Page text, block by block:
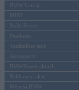
BMW Latvijā
MINI
Rolls-Royce
Pasākumi
Vadāmības tests
Autosports
BMWPower aktuāli
Reklāmas raksti
Mēneša BMW